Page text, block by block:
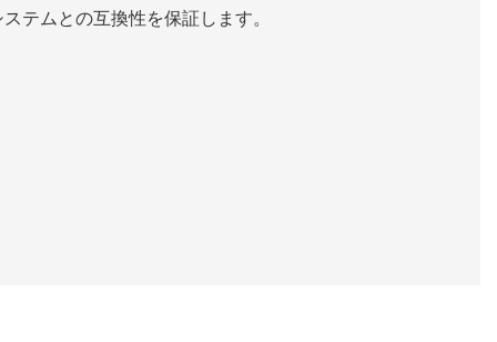
テムとの互換性を保証します。